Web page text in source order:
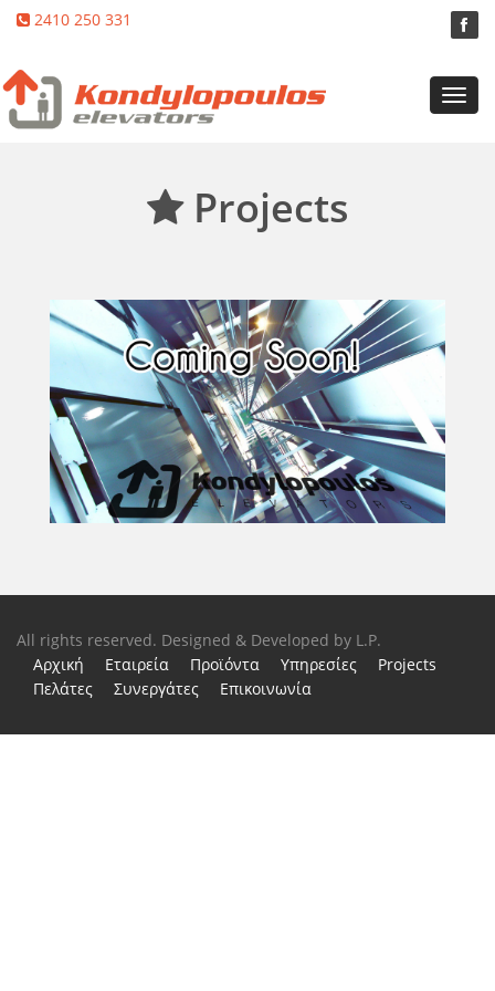
2410 250 331
Projects
All rights reserved. Designed & Developed by L.P.
Αρχική
Εταιρεία Προϊόντα Υπηρεσίες
Projects
Πελάτες
Συνεργάτες Επικοινωνία